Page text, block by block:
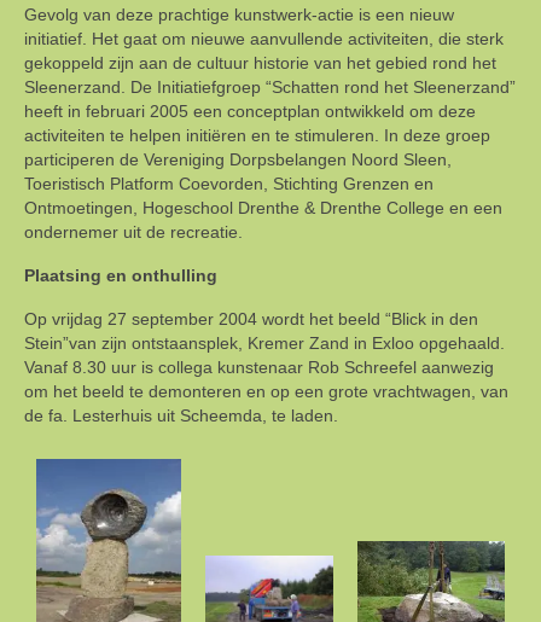
Gevolg van deze prachtige kunstwerk-actie is een nieuw
initiatief. Het gaat om nieuwe aanvullende activiteiten, die sterk
gekoppeld zijn aan de cultuur historie van het gebied rond het
Sleenerzand. De Initiatiefgroep “Schatten rond het Sleenerzand”
heeft in februari 2005 een conceptplan ontwikkeld om deze
activiteiten te helpen initiëren en te stimuleren. In deze groep
participeren de Vereniging Dorpsbelangen Noord Sleen,
Toeristisch Platform Coevorden, Stichting Grenzen en
Ontmoetingen, Hogeschool Drenthe & Drenthe College en een
ondernemer uit de recreatie.
Plaatsing en onthulling
Op vrijdag 27 september 2004 wordt het beeld “Blick in den
Stein”van zijn ontstaansplek, Kremer Zand in Exloo opgehaald.
Vanaf 8.30 uur is collega kunstenaar Rob Schreefel aanwezig
om het beeld te demonteren en op een grote vrachtwagen, van
de fa. Lesterhuis uit Scheemda, te laden.